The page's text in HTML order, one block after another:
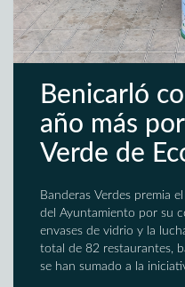
Benicarló
año más
Verde de
Banderas Verdes premia
del Ayuntamiento por su
envases de vidrio y la
total de 82 restaurantes,
se han sumado a la